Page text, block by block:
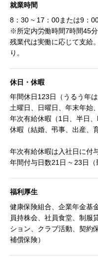
就業時間
8：30 ~ 17：00または9：
※所定内労働時間7時間45分
残業代は実働に応じて支給
り。
休日・休暇
年間休日123日（うるう年は
土曜日、日曜日、年末年始
年次有給休暇（1日、半日
休暇（結婚、弔事、出産、
年次有給休暇は入社日に付
年間付与日数21日 ~ 23日（
福利厚生
健康保険組合、企業年金基
員持株会、社員食堂、制服
ション、クラブ活動、契約
補償保険）